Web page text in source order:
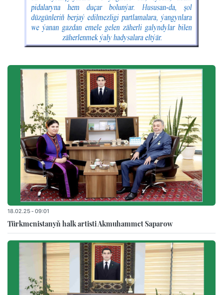
18.02.25 - 09:01
Türkmenistanyň halk artisti Akmuhammet Saparow